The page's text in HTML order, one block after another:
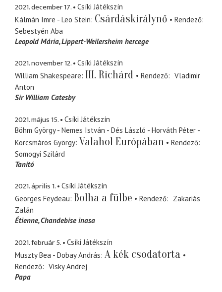
2021. december 17.
Csíki Játékszín
Kálmán Imre - Leo Stein Csárdáskirálynő
Rendező
Sebestyén Aba
Leopold Mária Lippert-Weilersheim hercege
2021. november 12.
Csíki Játékszín
William Shakespeare III. Richárd Rendező
Vladimir
Anton
Sir William Catesby
2021. május 15.
Csíki Játékszín
Böhm György - Nemes István - Dés László - Horváth Péter -
Korcsmáros György Valahol Európában
Rendező
Somogyi Szilárd
Tanító
2021. április 1.
Csíki Játékszín
Georges Feydeau Bolha a fülbe Rendező
Zakariás
Zalán
Étienne Chandebise inasa
2021. február 5.
Csíki Játékszín
Muszty Bea - Dobay András A kék csodatorta
Rendező
Visky Andrej
Papa